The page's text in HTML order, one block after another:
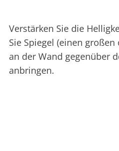
Verstärken Sie die
Sie Spiegel (einen
an der Wand gegenüber
anbringen.